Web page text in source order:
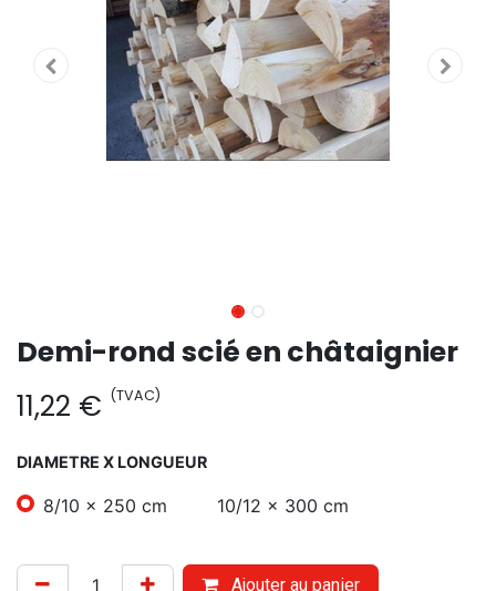
Demi-rond scié en châtaignier
11,22 € (TVAC)
DIAMETRE X LONGUEUR
8/10 x 250 cm 10/12 x 300 cm
Ajouter au panier